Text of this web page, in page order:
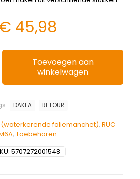
45,98
Toevoegen aan
winkelwagen
5707272001548
(waterkerende foliemanchet), RUC
, Toebehoren
DAKEA RETOUR